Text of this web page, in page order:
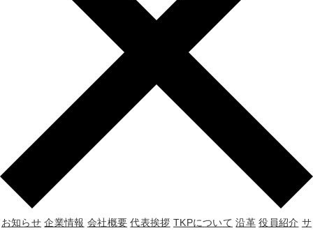
お知らせ 企業情報 会社概要 代表挨拶 TKPについて 沿革 役員紹介 サ